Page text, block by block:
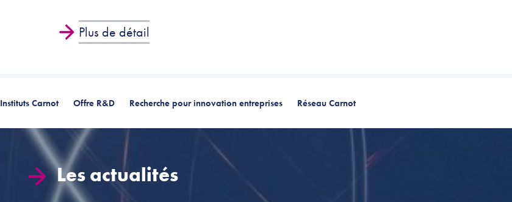
Plus de détail
Instituts Carnot Offre R&D Recherche pour innovation entreprises Réseau Carnot
Les actualités